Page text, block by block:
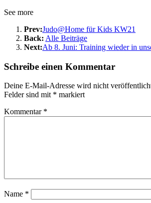
See more
Prev:Judo@Home für Kids KW21
Back: Alle Beiträge
Next:Ab 8. Juni: Training wieder in
Schreibe einen Kommentar
Deine E-Mail-Adresse wird nicht
Felder sind mit * markiert
Kommentar *
Name *